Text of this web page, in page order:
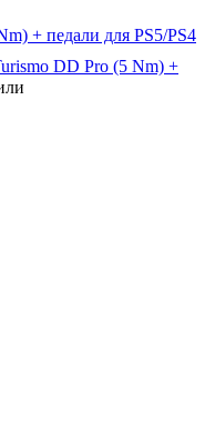
+ педали для PS5/PS4
DD Pro (5 Nm) +